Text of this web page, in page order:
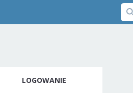
LOGOWANIE